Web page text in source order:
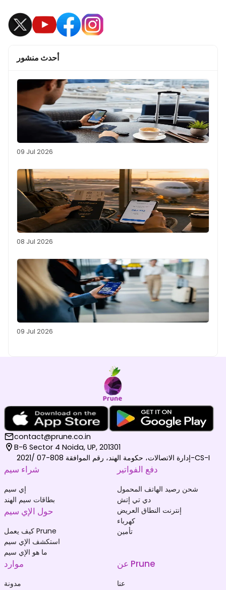
أحدث منشور
09 Jul 2026
08 Jul 2026
09 Jul 2026
contact@prune.co.in
B-6 Sector 4 Noida, UP, 201301
إدارة الاتصالات، حكومة الهند، رقم الموافقة 808-07 /2021-CS-I
شراء سيم
إي سيم
بطاقات سيم الهند
حول الإي سيم
كيف يعمل Prune
استكشف الإي سيم
ما هو الإي سيم
دفع الفواتير
شحن رصيد الهاتف المحمول
دي تي إتش
إنترنت النطاق العريض
كهرباء
تأمين
موارد
مدونة
عن Prune
عنا